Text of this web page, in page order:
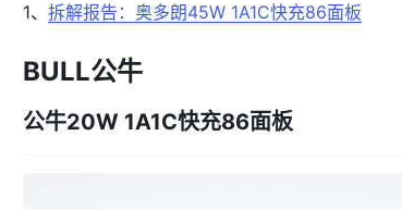
1、 拆解报告：奥多朗45W 1A1C快充86面板
BULL公牛
公牛20W 1A1C快充86面板